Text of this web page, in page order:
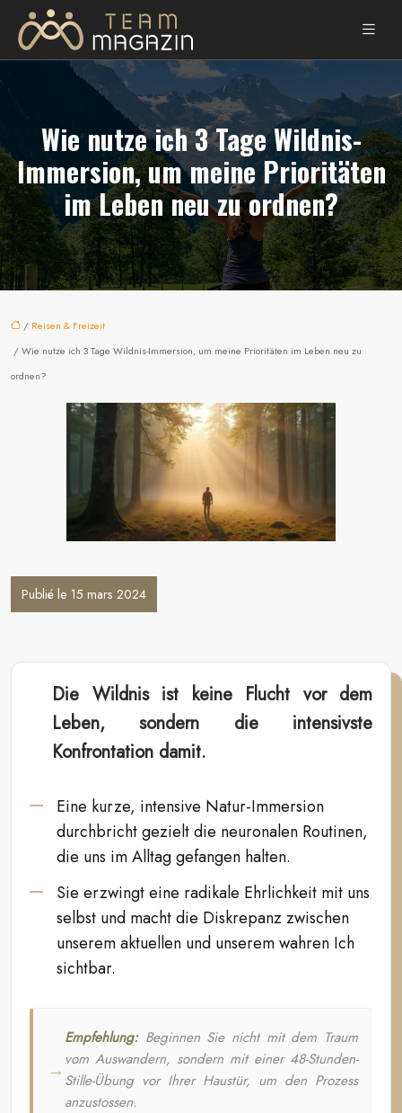
Wie nutze ich 3 Tage Wildnis-
Immersion, um meine Prioritäten
im Leben neu zu ordnen?
/ Reisen & Freizeit
/ Wie nutze ich 3 Tage Wildnis-Immersion, um meine Prioritäten im Leben neu zu
ordnen?
Publié le 15 mars 2024
Die Wildnis ist keine Flucht vor dem
Leben, sondern die intensivste
Konfrontation damit.
Eine kurze, intensive Natur-Immersion
durchbricht gezielt die neuronalen Routinen,
die uns im Alltag gefangen halten.
Sie erzwingt eine radikale Ehrlichkeit mit uns
selbst und macht die Diskrepanz zwischen
unserem aktuellen und unserem wahren Ich
sichtbar.
Empfehlung:Beginnen Sie nicht mit dem Traum
vom Auswandern, sondern mit einer 48-Stunden-
Stille-Übung vor Ihrer Haustür, um den Prozess
anzustossen.